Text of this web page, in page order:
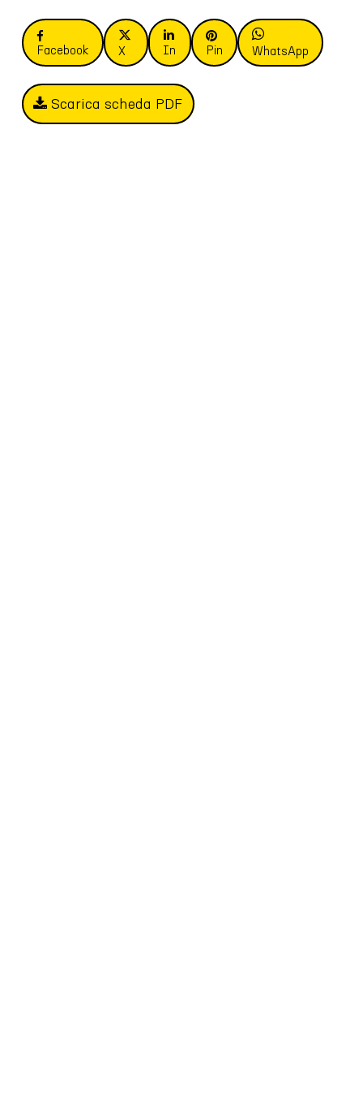
Facebook X In Pin WhatsApp
Scarica scheda PDF